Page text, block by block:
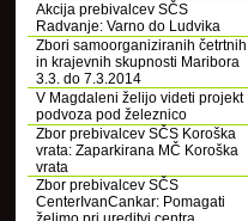
Akcija prebivalcev SČS
Radvanje: Varno do Ludvika
Zbori samoorganiziranih četrtnih
in krajevnih skupnosti Maribora
3.3. do 7.3.2014
V Magdaleni želijo videti projekt
podvoza pod železnico
Zbor prebivalcev SČS Koroška
vrata: Zaparkirana MČ Koroška
vrata
Zbor prebivalcev SČS
CenterIvanCankar: Pomagati